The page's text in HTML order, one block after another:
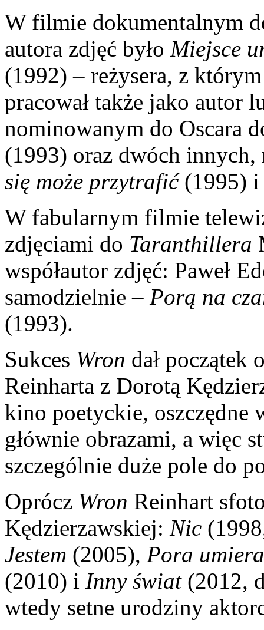
W filmie dokumentalnym
autora zdjęć było Miejsce
(1992) – reżysera, z
pracował także jako autor
nominowanym do Oscara
(1993) oraz dwóch
się może przytrafić(1995)
W fabularnym filmie
zdjęciami do Taranthillera
współautor zdjęć: Paweł
samodzielnie – Porą na
(1993).
Sukces Wron dał początek
Reinharta z Dorotą
kino poetyckie, oszczędne
głównie obrazami, a więc
szczególnie duże pole do
Oprócz Wron Reinhart
Kędzierzawskiej: Nic
Jestem (2005), Pora
(2010) i Inny świat(2012,
wtedy setne urodziny